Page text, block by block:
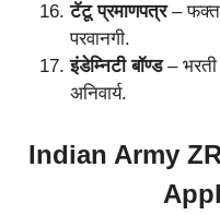
टॅटू प्रमाणपत्र– फक्त
परवानगी.
इंडेम्निटी बॉण्ड– भरती
अनिवार्य.
Indian Army